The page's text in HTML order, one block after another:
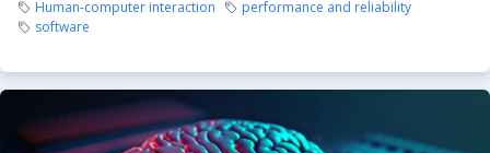
Human-computer interaction
performance and reliability
software